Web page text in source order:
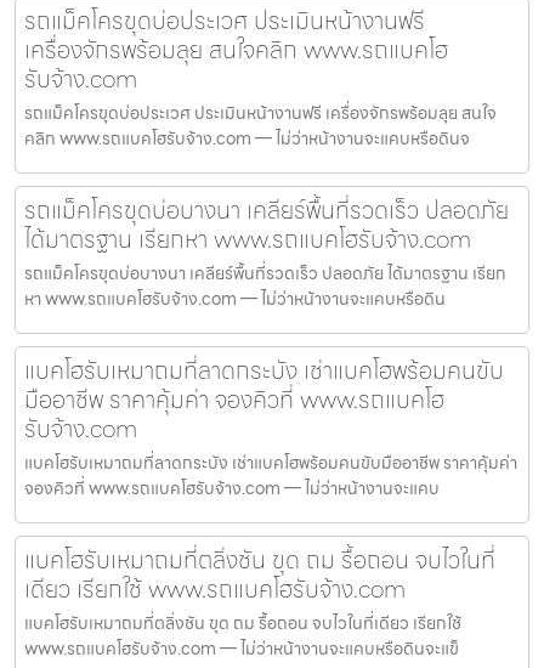
รถแม็คโครขุดบ่อประเวศ ประเมินหน้างานฟรี
เครื่องจักรพร้อมลุย สนใจคลิก www.รถแบคโฮ
รับจ้าง.com
รถแม็คโครขุดบ่อประเวศ ประเมินหน้างานฟรี เครื่องจักรพร้อมลุย สนใจ
คลิก www.รถแบคโฮรับจ้าง.com — ไม่ว่าหน้างานจะแคบหรือดินจ
รถแม็คโครขุดบ่อบางนา เคลียร์พื้นที่รวดเร็ว ปลอดภัย
ได้มาตรฐาน เรียกหา www.รถแบคโฮรับจ้าง.com
รถแม็คโครขุดบ่อบางนา เคลียร์พื้นที่รวดเร็ว ปลอดภัย ได้มาตรฐาน เรียก
หา www.รถแบคโฮรับจ้าง.com — ไม่ว่าหน้างานจะแคบหรือดิน
แบคโฮรับเหมาถมที่ลาดกระบัง เช่าแบคโฮพร้อมคนขับ
มืออาชีพ ราคาคุ้มค่า จองคิวที่ www.รถแบคโฮ
รับจ้าง.com
แบคโฮรับเหมาถมที่ลาดกระบัง เช่าแบคโฮพร้อมคนขับมืออาชีพ ราคาคุ้มค่า
จองคิวที่ www.รถแบคโฮรับจ้าง.com — ไม่ว่าหน้างานจะแคบ
แบคโฮรับเหมาถมที่ตลิ่งชัน ขุด ถม รื้อถอน จบไวในที่
เดียว เรียกใช้ www.รถแบคโฮรับจ้าง.com
แบคโฮรับเหมาถมที่ตลิ่งชัน ขุด ถม รื้อถอน จบไวในที่เดียว เรียกใช้
www.รถแบคโฮรับจ้าง.com — ไม่ว่าหน้างานจะแคบหรือดินจะแข็